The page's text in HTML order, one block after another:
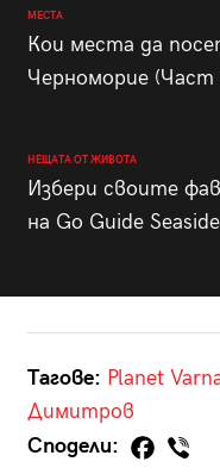
МЕСТА
Кои места да
Черноморие (Част
НЕЩАТА ОТ ЖИВОТА
Избери своите
на Go Guide
Тагове: Planet
Димитров
Сподели: